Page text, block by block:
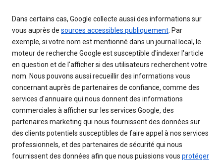
Dans certains cas, Google collecte aussi des informations sur
vous auprès de sources accessibles publiquement. Par
exemple, si votre nom est mentionné dans un journal local, le
moteur de recherche Google est susceptible d'indexer l'article
en question et de l'afficher si des utilisateurs recherchent votre
nom. Nous pouvons aussi recueillir des informations vous
concernant auprès de partenaires de confiance, comme des
services d'annuaire qui nous donnent des informations
commerciales à afficher sur les services Google, des
partenaires marketing qui nous fournissent des données sur
des clients potentiels susceptibles de faire appel à nos services
professionnels, et des partenaires de sécurité qui nous
fournissent des données afin que nous puissions vous protéger